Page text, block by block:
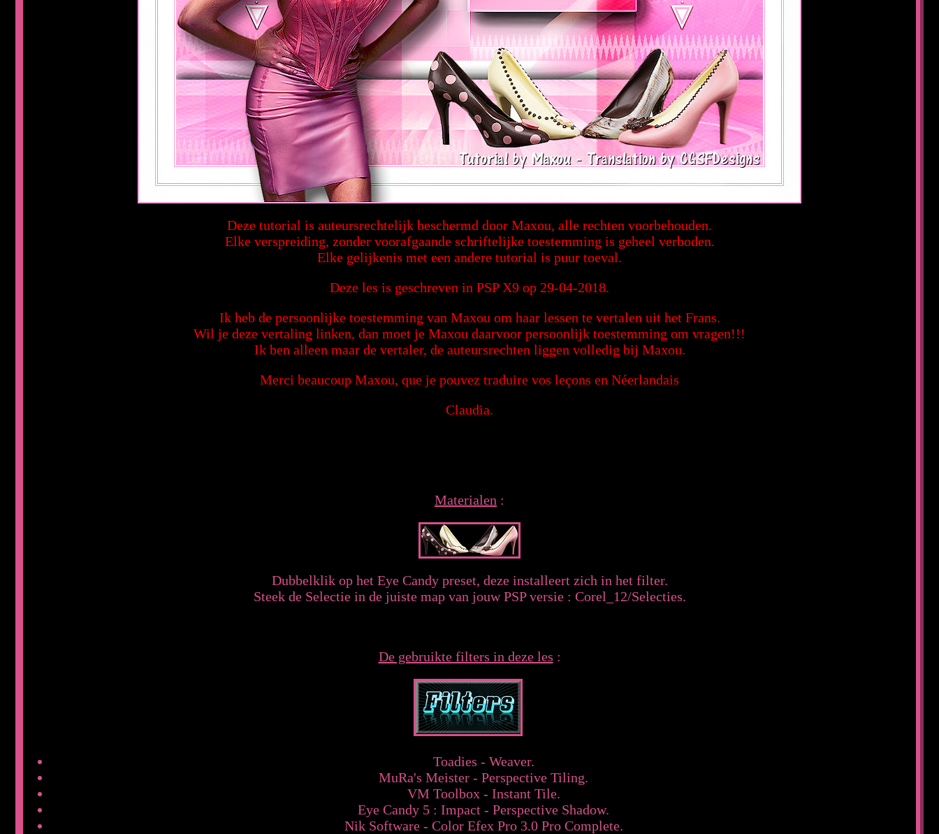
Deze tutorial is auteursrechtelijk beschermd door Maxou, alle rechten voorbehouden.
Elke verspreiding, zonder voorafgaande schriftelijke toestemming is geheel verboden.
Elke gelijkenis met een andere tutorial is puur toeval.
Deze les is geschreven in PSP X9 op 29-04-2018.
Ik heb de persoonlijke toestemming van Maxou om haar lessen te vertalen uit het Frans.
Wil je deze vertaling linken, dan moet je Maxou daarvoor persoonlijk toestemming om vragen!!!
Ik ben alleen maar de vertaler, de auteursrechten liggen volledig bij Maxou.
Merci beaucoup Maxou, que je pouvez traduire vos leçons en Néerlandais
Claudia.
Materialen :
Dubbelklik op het Eye Candy preset, deze installeert zich in het filter.
Steek de Selectie in de juiste map van jouw PSP versie : Corel_12/Selecties.
De gebruikte filters in deze les :
Toadies - Weaver.
MuRa's Meister - Perspective Tiling.
VM Toolbox - Instant Tile.
Eye Candy 5 : Impact - Perspective Shadow.
Nik Software - Color Efex Pro 3.0 Pro Complete.